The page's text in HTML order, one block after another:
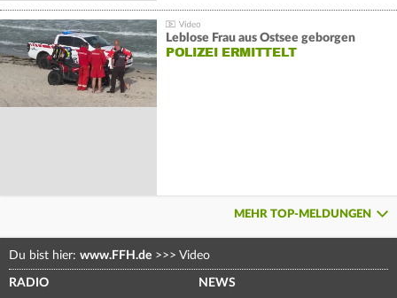
Leblose Frau aus Ostsee geborgen
POLIZEI ERMITTELT
MEHR TOP-MELDUNGEN
Du bist hier: www.FFH.de >>> Video
RADIO NEWS